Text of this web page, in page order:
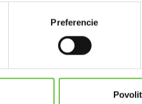
Preferencie
problémov a reklamácií